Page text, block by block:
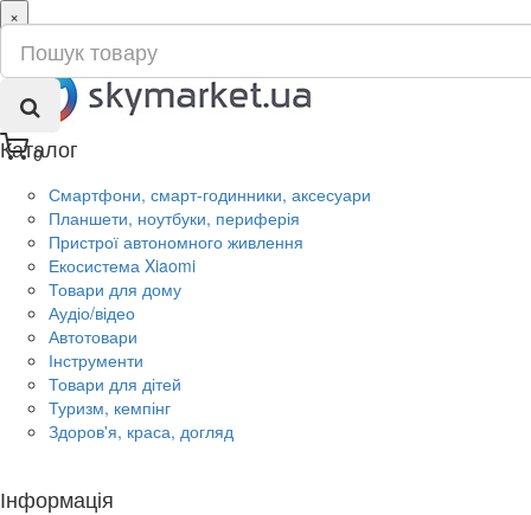
0
×
ru
ua
Каталог
Смартфони, смарт-годинники, аксесуари
Планшети, ноутбуки, периферія
Пристрої автономного живлення
Екосистема Xiaomi
Товари для дому
Аудіо/відео
Автотовари
Інструменти
Товари для дітей
Туризм, кемпінг
Здоров'я, краса, догляд
Інформація